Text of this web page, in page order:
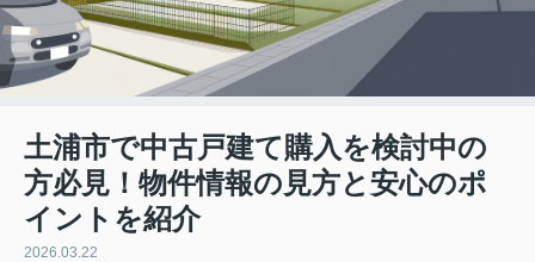
土浦市で中古戸建て購入を検討中の
方必見！物件情報の見方と安心のポ
イントを紹介
2026.03.22